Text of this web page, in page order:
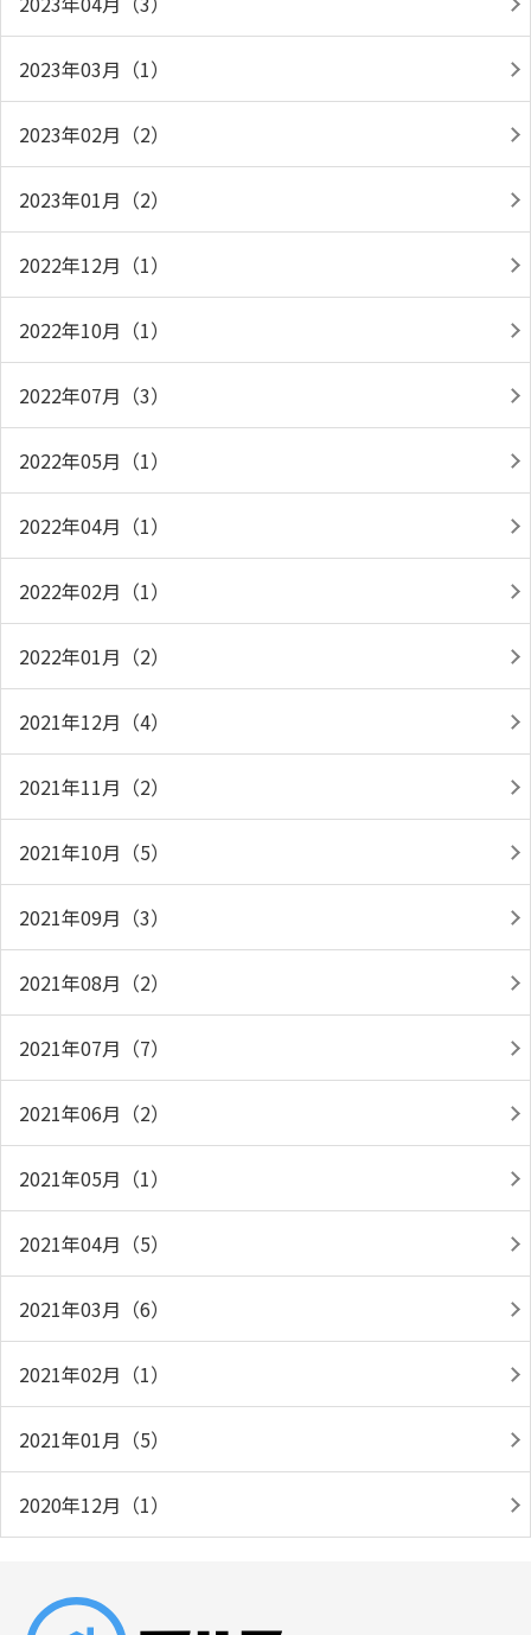
2023年03月（1）
2023年02月（2）
2023年01月（2）
2022年12月（1）
2022年10月（1）
2022年07月（3）
2022年05月（1）
2022年04月（1）
2022年02月（1）
2022年01月（2）
2021年12月（4）
2021年11月（2）
2021年10月（5）
2021年09月（3）
2021年08月（2）
2021年07月（7）
2021年06月（2）
2021年05月（1）
2021年04月（5）
2021年03月（6）
2021年02月（1）
2021年01月（5）
2020年12月（1）